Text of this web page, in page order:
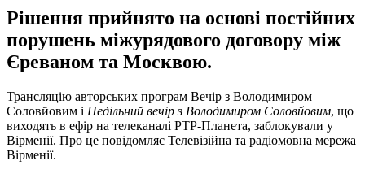
Рішення прийнято на основі постійних
порушень міжурядового договору між
Єреваном та Москвою.
Трансляцію авторських програм Вечір з Володимиром
Соловйовим і Недільний вечір з Володимиром Соловйовим, що
виходять в ефір на телеканалі РТР-Планета, заблокували у
Вірменії. Про це повідомляє Телевізійна та радіомовна мережа
Вірменії.